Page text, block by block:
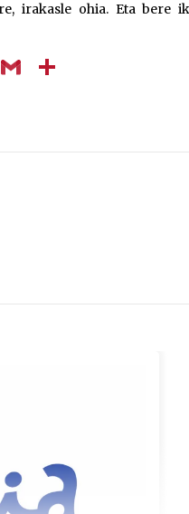
irakasle ohia. Eta bere
EmailGmail